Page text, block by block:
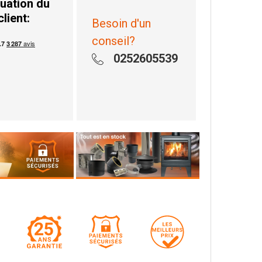
du
Besoin d'un
conseil?
0252605539